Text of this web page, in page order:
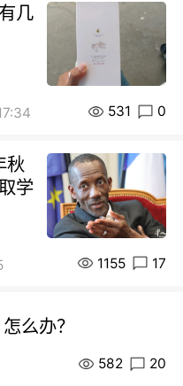
几
531 0
秋
学
1155 17
么办？
582 20